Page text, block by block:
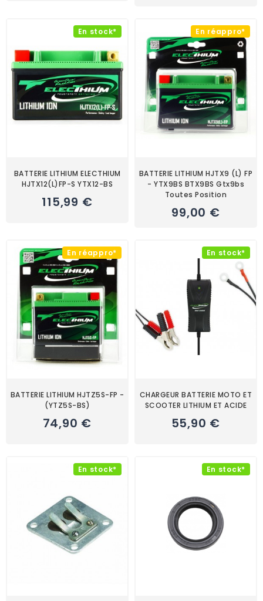
En stock*
BATTERIE LITHIUM ELECTHIUM
HJTX12(L)FP-S YTX12-BS
115,99 €
En réappro*
BATTERIE LITHIUM HJTX9 (L) FP
- YTX9BS BTX9BS Gtx9bs
Toutes Position
99,00 €
En réappro*
BATTERIE LITHIUM HJTZ5S-FP -
(YTZ5S-BS)
74,90 €
En stock*
CHARGEUR BATTERIE MOTO ET
SCOOTER LITHIUM ET ACIDE
55,90 €
En stock* En stock*